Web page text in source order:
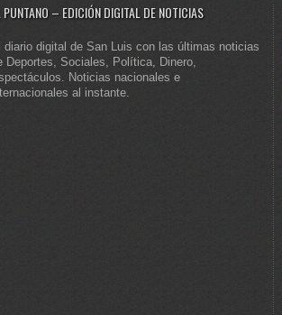
PUNTANO – EDICIÓN DIGITAL DE NOTICIAS
diario digital de San Luis con las últimas noticias
Deportes, Sociales, Política, Dinero,
Noticias nacionales e
al instante.